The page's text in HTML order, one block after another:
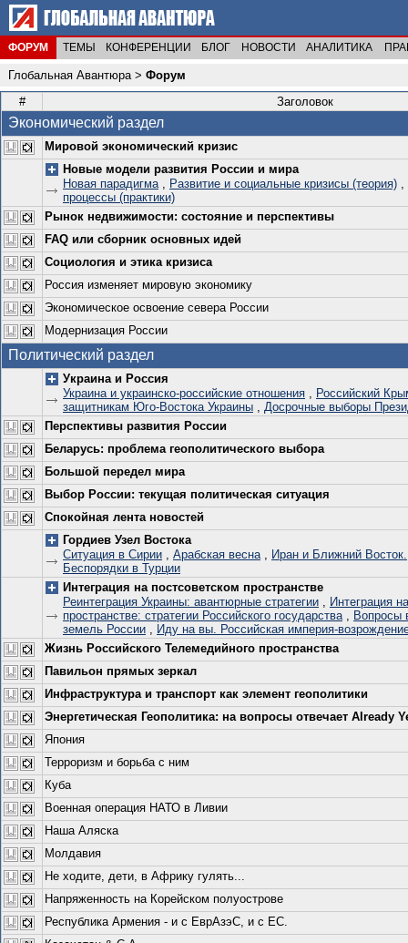
ФОРУМ ТЕМЫ КОНФЕРЕНЦИИ БЛОГ НОВОСТИ АНАЛИТИКА
Глобальная Авантюра> Форум
#
Заголовок
Экономический раздел
Мировой экономический кризис
Новые модели развития России и мира
Новая парадигма, Развитие и социальные кризисы (теория) ,
процессы (практики)
Рынок недвижимости: состояние и перспективы
FAQ или сборник основных идей
Социология и этика кризиса
Россия изменяет мировую экономику
Экономическое освоение севера России
Модернизация России
Политический раздел
Украина и Россия
Украина и украинско-российские отношения , Российский
защитникам Юго-Востока Украины , Досрочные выборы
Перспективы развития России
Беларусь: проблема геополитического выбора
Большой передел мира
Выбор России: текущая политическая ситуация
Спокойная лента новостей
Гордиев Узел Востока
Ситуация в Сирии , Арабская весна, Иран и Ближний Восток.
Беспорядки в Турции
Интеграция на постсоветском пространстве
Реинтеграция Украины: авантюрные стратегии , Интеграция
пространстве: стратегии Российского государства, Вопросы
земель России , Иду на вы. Российская империя-
Жизнь Российского Телемедийного пространства
Павильон прямых зеркал
Инфраструктура и транспорт как элемент геополитики
Энергетическая Геополитика: на вопросы отвечает Already
Япония
Терроризм и борьба с ним
Куба
Военная операция НАТО в Ливии
Наша Аляска
Молдавия
Не ходите, дети, в Африку гулять...
Напряженность на Корейском полуострове
Республика Армения - и с ЕврАзэС, и с ЕС.